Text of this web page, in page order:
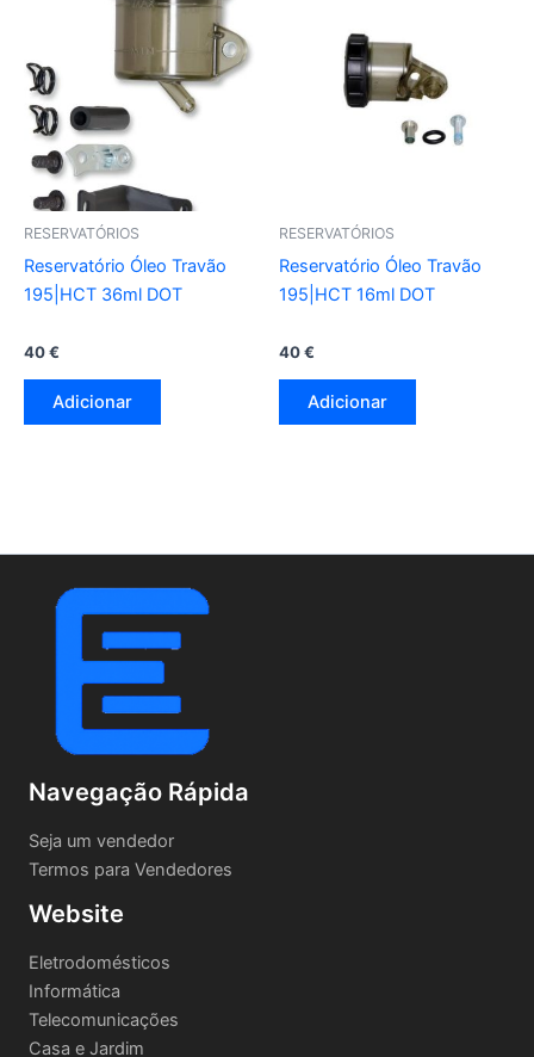
RESERVATÓRIOS
Reservatório Óleo Travão
195|HCT 36ml DOT
40€
Adicionar
RESERVATÓRIOS
Reservatório Óleo Travão
195|HCT 16ml DOT
40€
Adicionar
Navegação Rápida
Seja um vendedor
Termos para Vendedores
Website
Eletrodomésticos
Informática
Telecomunicações
Casa e Jardim